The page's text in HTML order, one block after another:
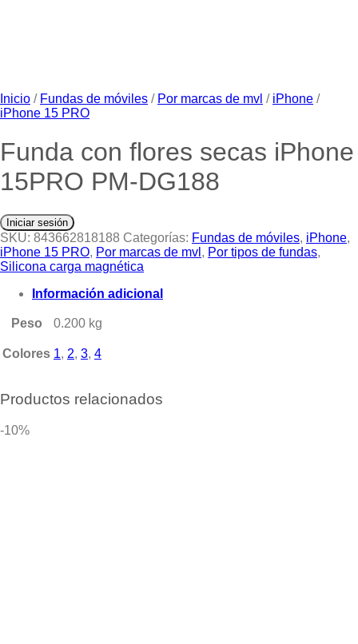
Inicio / Fundas de móviles / Por marcas de mvl / iPhone /
iPhone 15 PRO
Funda con flores secas iPhone
15PRO PM-DG188
Iniciar sesión
SKU: 843662818188 Categorías: Fundas de móviles, iPhone,
iPhone 15 PRO, Por marcas de mvl , Por tipos de fundas,
Silicona carga magnética
Información adicional
Peso 0.200 kg
Colores 1, 2, 3, 4
Productos relacionados
-10%